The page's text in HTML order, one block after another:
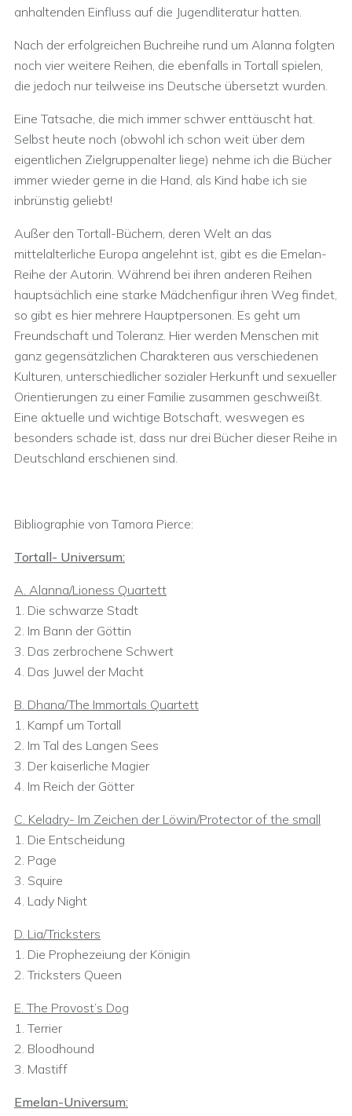
anhaltenden Einfluss auf die Jugendliteratur hatten.
Nach der erfolgreichen Buchreihe rund um Alanna folgten
noch vier weitere Reihen, die ebenfalls in Tortall spielen,
die jedoch nur teilweise ins Deutsche übersetzt wurden.
Eine Tatsache, die mich immer schwer enttäuscht hat.
Selbst heute noch (obwohl ich schon weit über dem
eigentlichen Zielgruppenalter liege) nehme ich die Bücher
immer wieder gerne in die Hand, als Kind habe ich sie
inbrünstig geliebt!
Außer den Tortall-Büchern, deren Welt an das
mittelalterliche Europa angelehnt ist, gibt es die Emelan-
Reihe der Autorin. Während bei ihren anderen Reihen
hauptsächlich eine starke Mädchenfigur ihren Weg findet,
so gibt es hier mehrere Hauptpersonen. Es geht um
Freundschaft und Toleranz. Hier werden Menschen mit
ganz gegensätzlichen Charakteren aus verschiedenen
Kulturen, unterschiedlicher sozialer Herkunft und sexueller
Orientierungen zu einer Familie zusammen geschweißt.
Eine aktuelle und wichtige Botschaft, weswegen es
besonders schade ist, dass nur drei Bücher dieser Reihe in
Deutschland erschienen sind.
Bibliographie von Tamora Pierce:
Tortall- Universum:
A. Alanna/Lioness Quartett
1. Die schwarze Stadt
2. Im Bann der Göttin
3. Das zerbrochene Schwert
4. Das Juwel der Macht
B. Dhana/The Immortals Quartett
1. Kampf um Tortall
2. Im Tal des Langen Sees
3. Der kaiserliche Magier
4. Im Reich der Götter
C. Keladry- Im Zeichen der Löwin/Protector of the small
1. Die Entscheidung
2. Page
3. Squire
4. Lady Night
D. Lia/Tricksters
1. Die Prophezeiung der Königin
2. Tricksters Queen
E. The Provost’s Dog
1. Terrier
2. Bloodhound
3. Mastiff
Emelan-Universum: